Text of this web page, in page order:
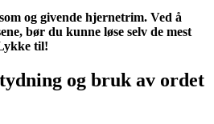
og givende hjernetrim. Ved å
bør du kunne løse selv de mest
til!
og bruk av ordet